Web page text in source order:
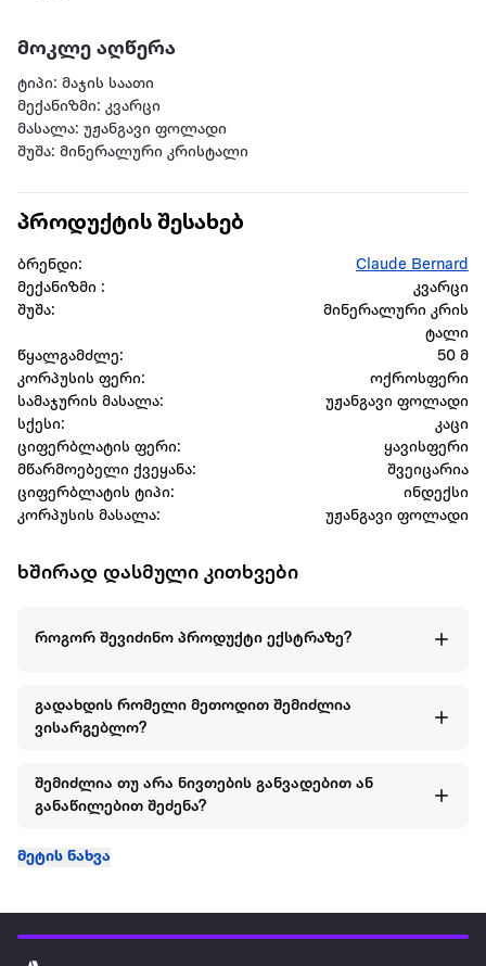
მოკლე აღწერა
ტიპი: მაჯის საათი
მექანიზმი: კვარცი
მასალა: უჟანგავი ფოლადი
შუშა: მინერალური კრისტალი
პროდუქტის შესახებ
ბრენდი:
Claude Bernard
მექანიზმი :
კვარცი
შუშა:
მინერალური კრის
ტალი
წყალგამძლე:
50 მ
კორპუსის ფერი:
ოქროსფერი
სამაჯურის მასალა:
უჟანგავი ფოლადი
სქესი:
კაცი
ციფერბლატის ფერი:
ყავისფერი
მწარმოებელი ქვეყანა:
შვეიცარია
ციფერბლატის ტიპი:
ინდექსი
კორპუსის მასალა:
უჟანგავი ფოლადი
ხშირად დასმული კითხვები
როგორ შევიძინო პროდუქტი ექსტრაზე?
გადახდის რომელი მეთოდით შემიძლია
ვისარგებლო?
შემიძლია თუ არა ნივთების განვადებით ან
განაწილებით შეძენა?
მეტის ნახვა